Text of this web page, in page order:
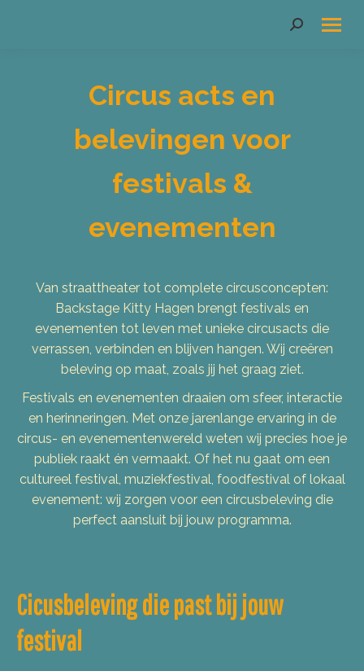
Search:
Circus acts en
belevingen voor
festivals &
evenementen
Van straattheater tot complete circusconcepten:
Backstage Kitty Hagen brengt festivals en
evenementen tot leven met unieke circusacts die
verrassen, verbinden en blijven hangen. Wij creëren
beleving op maat, zoals jij het graag ziet.
Festivals en evenementen draaien om sfeer, interactie
en herinneringen. Met onze jarenlange ervaring in de
circus- en evenementenwereld weten wij precies hoe je
publiek raakt én vermaakt. Of het nu gaat om een
cultureel festival, muziekfestival, foodfestival of lokaal
evenement: wij zorgen voor een circusbeleving die
perfect aansluit bij jouw programma.
Cicusbeleving die past bij jouw
festival